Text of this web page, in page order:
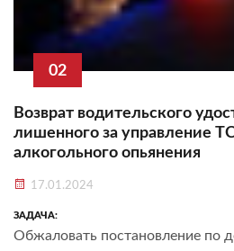
02
Возврат водительского
лишенного за управление
алкогольного опьянения
17.01.2024
ЗАДАЧА:
Обжаловать постановление по